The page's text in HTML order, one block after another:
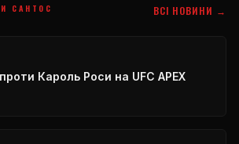
САНТОС ВСІ НОВИНИ →
Кароль Роси на UFC APEX